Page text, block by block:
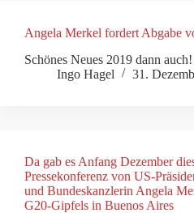
Angela Merkel fordert Abgabe
Schönes Neues 2019 dann auch!
Ingo Hagel
31.
Da gab es Anfang Dezember
Pressekonferenz von US-
und Bundeskanzlerin Angela
G20-Gipfels in Buenos Aires